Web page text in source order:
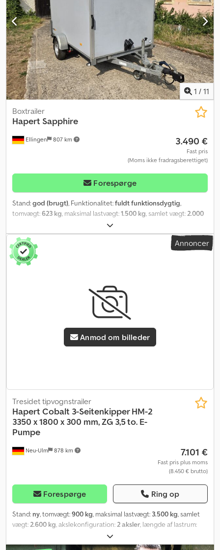
syn for gør-det-selv-mekanikere. Traileren er køreklar, også uden
gyldig TÜV (tysk syn). Samlet højde ca. 200 cm. Lastareal ca. L/B/H:
250x130x140 cm. Traileren sælges i den tilstand, den er i, og
betragtes som værende i behov for reparation! Salget sker via
telefonisk bestilling i følgende tidsrum: Man. - Fre. 08.00-12.30 og
14.00-18.00. Dcodpfx Asu I Nz Ejhiek Ophavsret -
Varemærkebeskyttelse, anvendt hapert R1300 høj presenning
07/26.
1 / 11
Ellingen 807 km
Boxtrailer
Hapert Sapphire
3.490 €
Fast pris
(Moms ikke fradragsberettiget)
Forespørge
Stand:god (brugt), Funktionalitet:fuldt funktionsdygtig,
tomvægt:623 kg , maksimal lastvægt:1.500 kg , samlet vægt: 2.000
, første registrering:
syn (TÜV):11/2027, maksimal hastighed:100 km/h, trailerbremse:
trailer med bremser
, Jeg sælger her min lukkede trailer, Hapert
Sapphire L-1 (C21B), med godkendelse til 100 km/t, første
indregistrering 11/2023 og syn til 11/2027. Traileren er i god stand
lejlighedsvis transport af ATV'er. De præcise data kan findes i
registreringsattesten og på billeder af typeskiltet. Dcodpszq Sw
Hefx Ahisk Indvendige mål: L=255 x B=154 x H=150 cm Den kan
låses bagpå og har støtteben. Som ekstraudstyr medfølger der et
Triburg trailerlås. Nyprisen var ca. 6.000 €. Kontakt mig gerne, hvis
du har spørgsmål eller er seriøst interesseret. Moms kan ikke
Annoncer
Anmod om billeder
Neu-Ulm 878 km
Tresidet tipvognstrailer
Hapert Cobalt 3-Seitenkipper HM-2
3350 x 1800 x 300 mm, ZG 3,5 to. E-
Pumpe
7.101 €
Fast pris plus moms
(8.450 € brutto)
Forespørge Ring op
Stand: ny, tomvægt:900 kg, maksimal lastvægt: 3.500 kg, samlet
vægt:2.600 kg, akslekonfiguration:2 aksler, længde af lastrum:
1.800 mm
lastepladsvolumen:1,8 m³, farve:anden, bygningshøjde:1.020 mm,